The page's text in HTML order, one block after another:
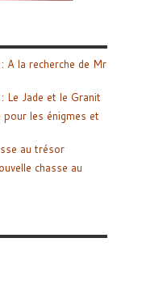
A la recherche de Mr
Le Jade et le Granit
les énigmes et
au trésor
chasse au